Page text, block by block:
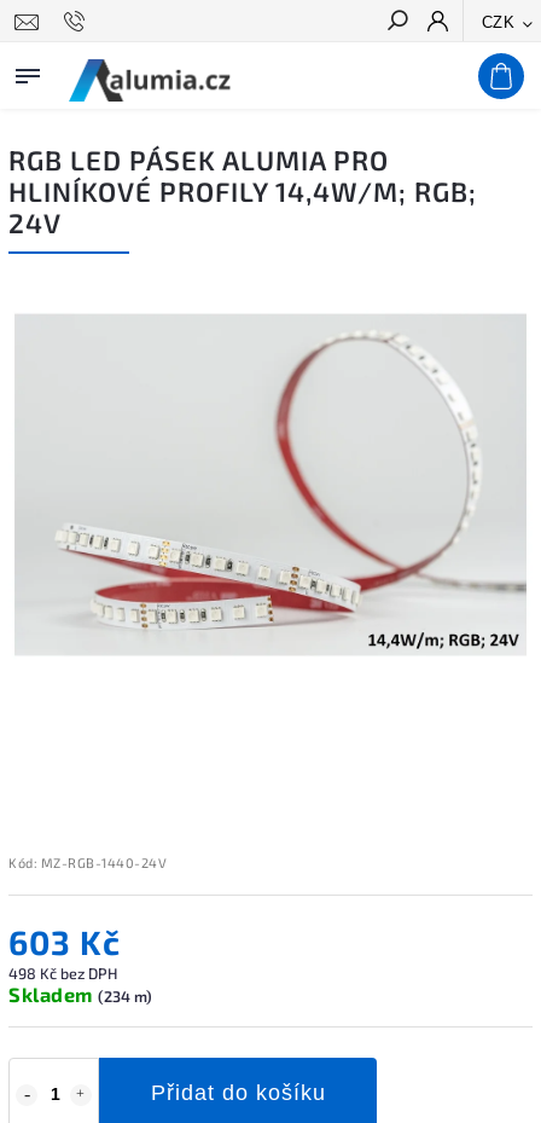
CZK
Hledat
RGB LED PÁSEK ALUMIA PRO
HLINÍKOVÉ PROFILY 14,4W/M; RGB;
24V
Kód: MZ-RGB-1440-24V
603 Kč
498 Kč bez DPH
Skladem (234 m)
Přidat do košíku